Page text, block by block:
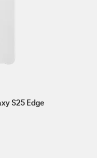
S25 Edge